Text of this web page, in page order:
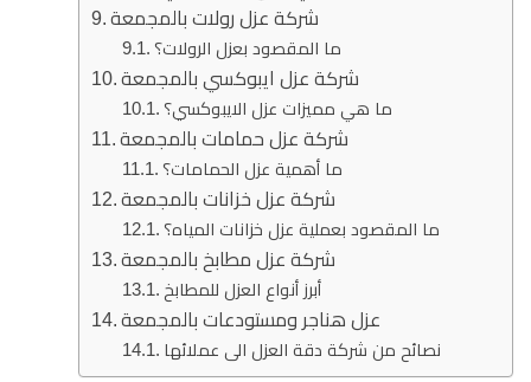
شركة عزل رولات بالمجمعة
ما المقصود بعزل الرولات؟
شركة عزل ايبوكسي بالمجمعة
ما هي مميزات عزل الايبوكسي؟
شركة عزل حمامات بالمجمعة
ما أهمية عزل الحمامات؟
شركة عزل خزانات بالمجمعة
ما المقصود بعملية عزل خزانات المياه؟
شركة عزل مطابخ بالمجمعة
أبرز أنواع العزل للمطابخ
عزل هناجر ومستودعات بالمجمعة
نصائح من شركة دقة العزل الى عملائها